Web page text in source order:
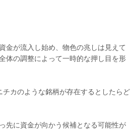
金が流入し始め、物色の兆しは見えて
体の調整によって一時的な押し目を形
チカのような銘柄が存在するとしたらど
先に資金が向かう候補となる可能性が